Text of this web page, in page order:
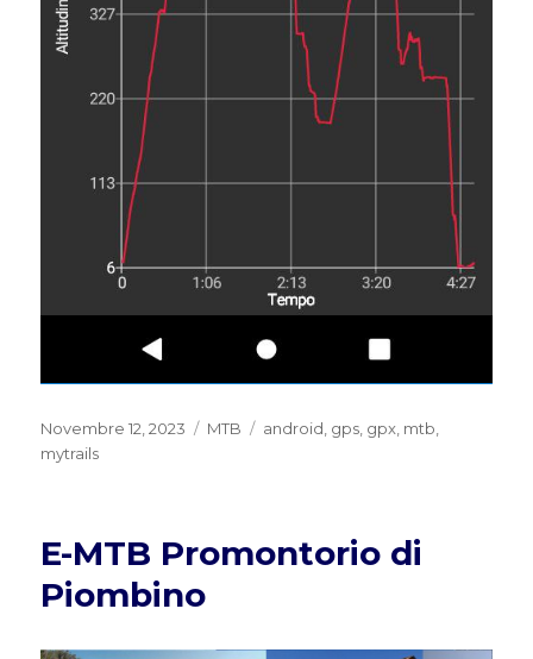
Pubblicato
il
Novembre 12, 2023 Categorie
MTB Tag
android, gps, gpx, mtb,
mytrails
E-MTB Promontorio di
Piombino